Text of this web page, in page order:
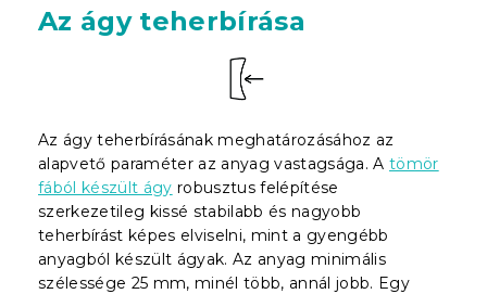
Az ágy teherbírása
Az ágy teherbírásának meghatározásához az
alapvető paraméter az anyag vastagsága. A tömör
fából készült ágy robusztus felépítése
szerkezetileg kissé stabilabb és nagyobb
teherbírást képes elviselni, mint a gyengébb
anyagból készült ágyak. Az anyag minimális
szélessége 25 mm, minél több, annál jobb. Egy